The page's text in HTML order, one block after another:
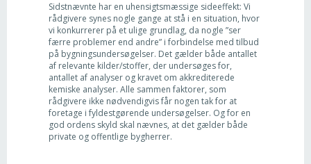
Sidstnævnte har en uhensigtsmæssige sideeffekt: Vi
rådgivere synes nogle gange at stå i en situation, hvor
vi konkurrerer på et ulige grundlag, da nogle ”ser
færre problemer end andre” i forbindelse med tilbud
på bygningsundersøgelser. Det gælder både antallet
af relevante kilder/stoffer, der undersøges for,
antallet af analyser og kravet om akkrediterede
kemiske analyser. Alle sammen faktorer, som
rådgivere ikke nødvendigvis får nogen tak for at
foretage i fyldestgørende undersøgelser. Og for en
god ordens skyld skal nævnes, at det gælder både
private og offentlige bygherrer.